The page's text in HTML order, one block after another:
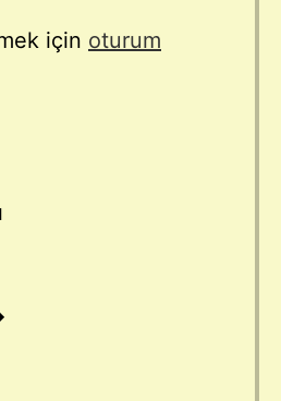
için oturum